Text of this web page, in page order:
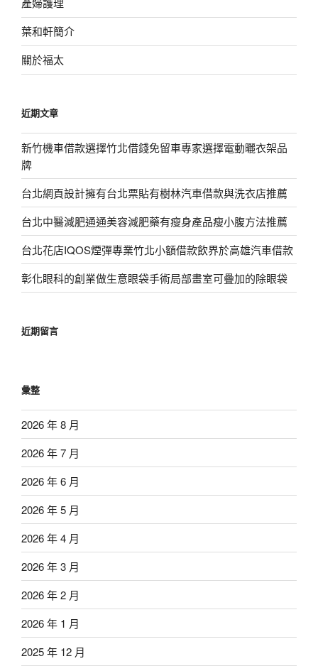
葉和軒簡介
關於福太
近期文章
新竹機車借款選擇竹北借錢免留車專家選擇電動曬衣架品
牌
台北網頁設計擁有台北票貼有樹林汽車借款與洗衣店推薦
台北中醫減肥通通美容減肥藥有瘦身產品瘦小腹方法推薦
台北花店IQOS煙彈專業竹北小額借款飲界於高雄汽車借款
彰化眼科的創業做生意眼袋手術局部畫室可疊加的除眼袋
近期留言
彙整
2026 年 8 月
2026 年 7 月
2026 年 6 月
2026 年 5 月
2026 年 4 月
2026 年 3 月
2026 年 2 月
2026 年 1 月
2025 年 12 月